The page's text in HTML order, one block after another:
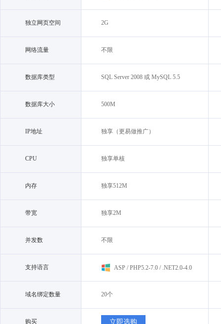
独立网页空间 2G
网络流量 不限
数据库类型 SQL Server 2008 或 MySQL 5.5
数据库大小 500M
IP地址 独享（更易做推广）
CPU 独享单核
内存 独享512M
带宽 独享2M
并发数 不限
支持语言 ASP / PHP5.2-7.0 / .NET2.0-4.0
域名绑定数量 20个
购买 立即选购